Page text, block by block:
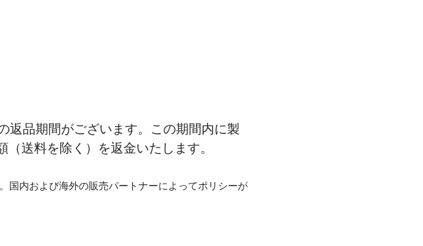
返品期間がございます。この期間内に製
送料を除く）を返金いたします。
国内および海外の販売パートナーによってポリシーが